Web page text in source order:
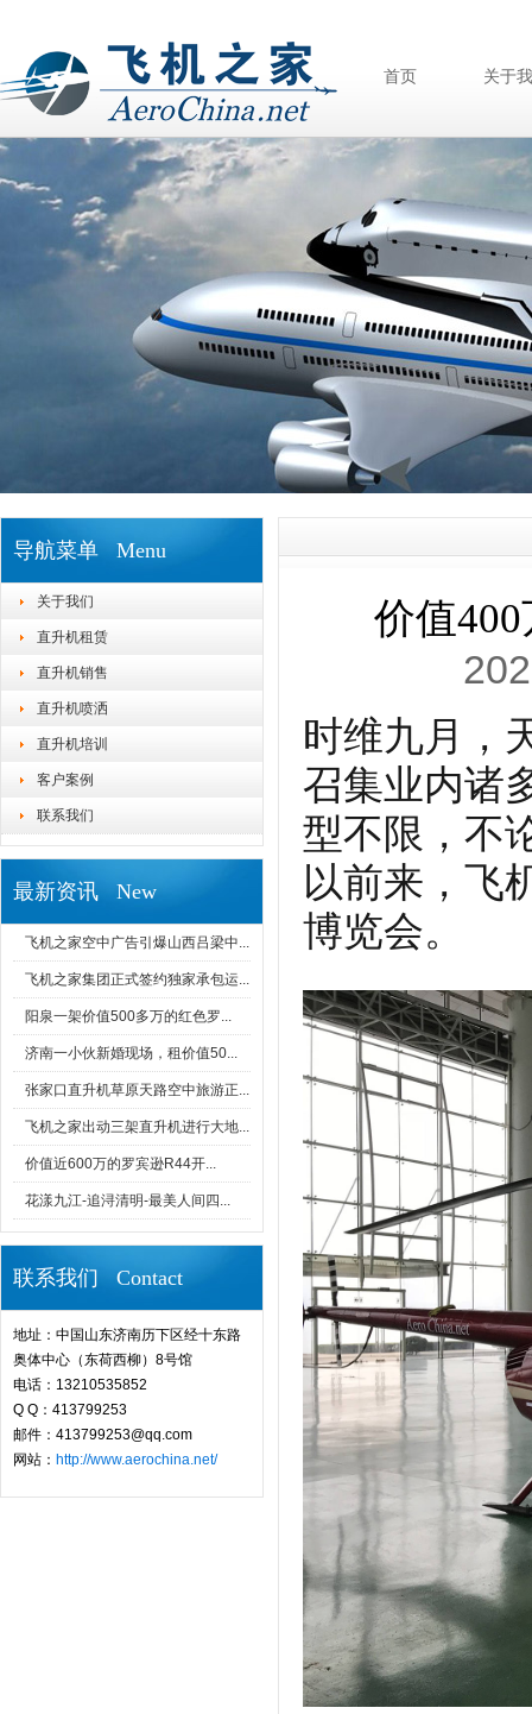
首页 关于
导航菜单 Menu
关于我们
直升机租赁
直升机销售
直升机喷洒
直升机培训
客户案例
联系我们
最新资讯 New
飞机之家空中广告引爆山西吕梁中...
飞机之家集团正式签约独家承包运...
阳泉一架价值500多万的红色罗...
济南一小伙新婚现场，租价值50...
张家口直升机草原天路空中旅游正...
飞机之家出动三架直升机进行大地...
价值近600万的罗宾逊R44开...
花漾九江-追浔清明-最美人间四...
联系我们 Contact
地址：中国山东济南历下区经十东路
奥体中心（东荷西柳）8号馆
电话：13210535852
Q Q：413799253
邮件：413799253@qq.com
网站： http://www.aerochina.net/
价值
时维九月，
召集业内诸
型不限，不
以前来，飞
博览会。